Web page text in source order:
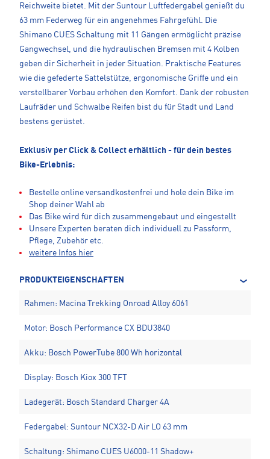
Reichweite bietet. Mit der Suntour Luftfedergabel genießt du
63 mm Federweg für ein angenehmes Fahrgefühl. Die
Shimano CUES Schaltung mit 11 Gängen ermöglicht präzise
Gangwechsel, und die hydraulischen Bremsen mit 4 Kolben
geben dir Sicherheit in jeder Situation. Praktische Features
wie die gefederte Sattelstütze, ergonomische Griffe und ein
verstellbarer Vorbau erhöhen den Komfort. Dank der robusten
Laufräder und Schwalbe Reifen bist du für Stadt und Land
bestens gerüstet.
Exklusiv per Click & Collect erhältlich - für dein bestes
Bike-Erlebnis:
Bestelle online versandkostenfrei und hole dein Bike im
Shop deiner Wahl ab
Das Bike wird für dich zusammengebaut und eingestellt
Unsere Experten beraten dich individuell zu Passform,
Pflege, Zubehör etc.
weitere Infos hier
PRODUKTEIGENSCHAFTEN
Rahmen: Macina Trekking Onroad Alloy 6061
Motor: Bosch Performance CX BDU3840
Akku: Bosch PowerTube 800 Wh horizontal
Display: Bosch Kiox 300 TFT
Ladegerät: Bosch Standard Charger 4A
Federgabel: Suntour NCX32-D Air LO 63 mm
Schaltung: Shimano CUES U6000-11 Shadow+